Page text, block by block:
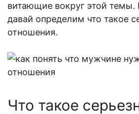
витающие вокруг этой темы.
давай определим что такое
отношения.
Что такое